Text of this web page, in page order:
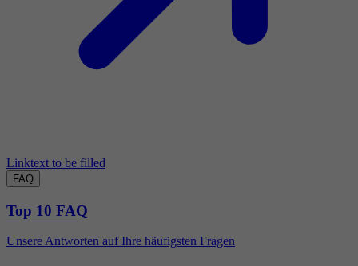
Linktext to be filled
FAQ
Top 10 FAQ
Unsere Antworten auf Ihre häufigsten Fragen